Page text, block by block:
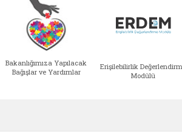
Bakanlığımıza Yapılacak
Bağışlar ve Yardımlar
Erişilebilirlik
Modülü